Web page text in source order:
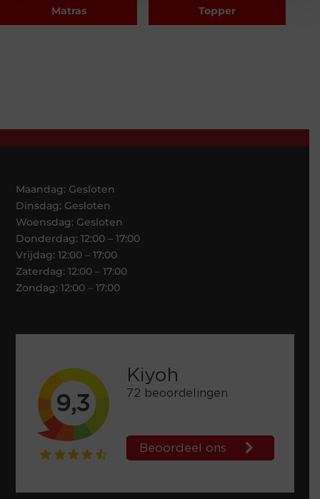
Matras Topper
Maandag: Gesloten
Dinsdag: Gesloten
Woensdag: Gesloten
Donderdag: 12:00 – 17:00
Vrijdag: 12:00 – 17:00
Zaterdag: 12:00 – 17:00
Zondag: 12:00 – 17:00